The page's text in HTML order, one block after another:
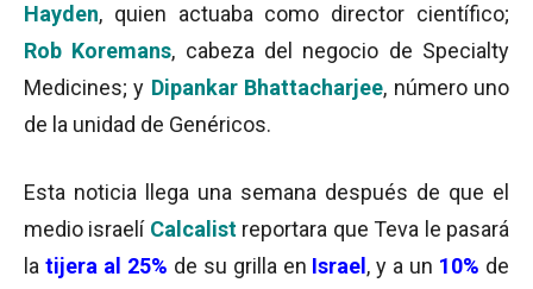
Hayden, quien actuaba como director científico;
Rob Koremans, cabeza del negocio de Specialty
Medicines; y Dipankar Bhattacharjee, número uno
de la unidad de Genéricos.
Esta noticia llega una semana después de que el
medio israelí Calcalist reportara que Teva le pasará
la tijera al 25% de su grilla en Israel , y a un 10% de